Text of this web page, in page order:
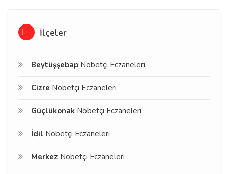
İlçeler
Beytüşşebap Nöbetçi Eczaneleri
Cizre Nöbetçi Eczaneleri
Güçlükonak Nöbetçi Eczaneleri
İdil Nöbetçi Eczaneleri
Merkez Nöbetçi Eczaneleri